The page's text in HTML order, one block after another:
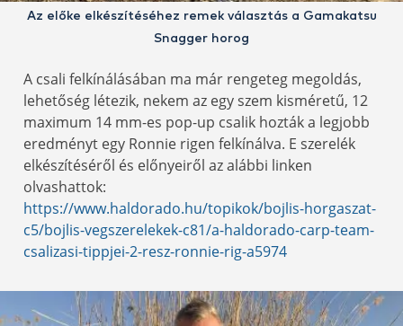
Az előke elkészítéséhez remek választás a Gamakatsu
Snagger horog
A csali felkínálásában ma már rengeteg megoldás,
lehetőség létezik, nekem az egy szem kisméretű, 12
maximum 14 mm-es pop-up csalik hozták a legjobb
eredményt egy Ronnie rigen felkínálva. E szerelék
elkészítéséről és előnyeiről az alábbi linken
olvashattok:
https://www.haldorado.hu/topikok/bojlis-horgaszat-
c5/bojlis-vegszerelekek-c81/a-haldorado-carp-team-
csalizasi-tippjei-2-resz-ronnie-rig-a5974